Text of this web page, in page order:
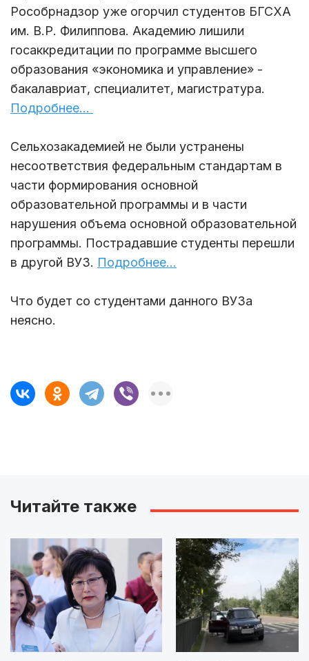
Рособрнадзор уже огорчил студентов БГСХА
им. В.Р. Филиппова. Академию лишили
госаккредитации по программе высшего
образования «экономика и управление» -
бакалавриат, специалитет, магистратура.
Подробнее...
Сельхозакадемией не были устранены
несоответствия федеральным стандартам в
части формирования основной
образовательной программы и в части
нарушения объема основной образовательной
программы. Пострадавшие студенты перешли
в другой ВУЗ. Подробнее...
Что будет со студентами данного ВУЗа
неясно.
Читайте также